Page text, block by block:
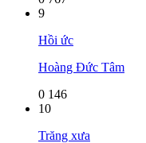
9
Hồi ức
Hoàng Đức Tâm
0 146
10
Trăng xưa